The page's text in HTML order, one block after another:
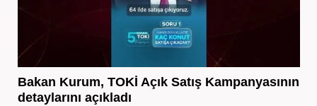
Bakan Kurum, TOKİ Açık Satış Kampanyasının
detaylarını açıkladı